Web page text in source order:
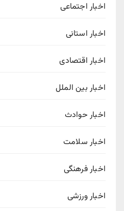
اخبار اجتماعی
اخبار استانی
اخبار اقتصادی
اخبار بین الملل
اخبار حوادث
اخبار سلامت
اخبار فرهنگی
اخبار ورزشی